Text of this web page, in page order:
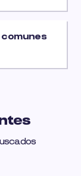
comunes